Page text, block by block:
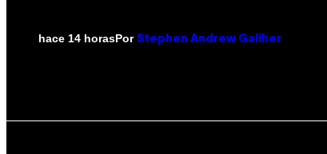
hace 14 horasPor Stephen Andrew Galiher